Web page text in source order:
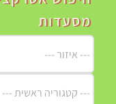
מסעדות